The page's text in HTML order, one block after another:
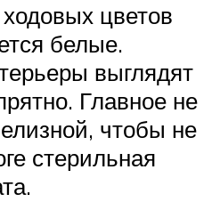
цветов
белые.
выглядят
Главное не
чтобы не
стерильная